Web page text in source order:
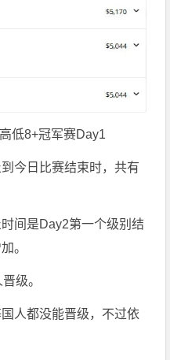
低8+冠军赛Day1
今日比赛结束时，共有
间是Day2第一个级别结
。
级。
人都没能晋级，不过依